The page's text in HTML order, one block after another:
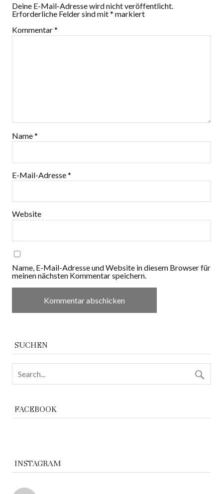
Deine E-Mail-Adresse wird nicht veröffentlicht.
Erforderliche Felder sind mit* markiert
Kommentar*
Name*
E-Mail-Adresse*
Website
Name, E-Mail-Adresse und Website in diesem Browser für
meinen nächsten Kommentar speichern.
SUCHEN
FACEBOOK
INSTAGRAM